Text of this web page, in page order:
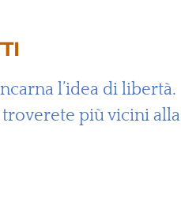
l’idea di libertà.
troverete più vicini alla